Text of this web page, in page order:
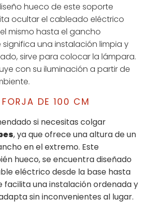
hueco de este soporte
ocultar el cableado eléctrico
mismo hasta el gancho
una instalación limpia y
sirve para colocar la lámpara.
con su iluminación a partir de
FORJA DE 100 CM
si necesitas colgar
, ya que ofrece una altura de un
en el extremo. Este
hueco, se encuentra diseñado
eléctrico desde la base hasta
facilita una instalación ordenada y
sin inconvenientes al lugar.